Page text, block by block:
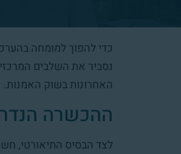
כדי להפוך למומחה
נסביר את השלבים
האחרונות בשוק האמנות.
ההכשרה
לצד הבסיס התיאורטי,